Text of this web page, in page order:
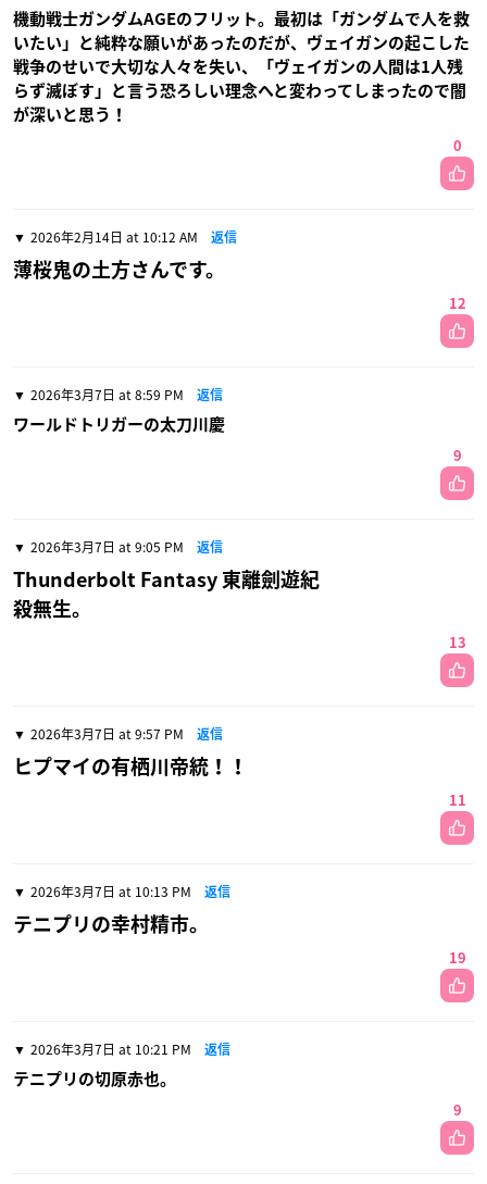
機動戦士ガンダムAGEのフリット。最初は「ガンダムで人を救
いたい」と純粋な願いがあったのだが、ヴェイガンの起こした
戦争のせいで大切な人々を失い、「ヴェイガンの人間は1人残
らず滅ぼす」と言う恐ろしい理念へと変わってしまったので闇
が深いと思う！
0
2026年2月14日 at 10:12 AM 返信
薄桜鬼の土方さんです。
12
2026年3月7日 at 8:59 PM 返信
ワールドトリガーの太刀川慶
9
2026年3月7日 at 9:05 PM 返信
Thunderbolt Fantasy 東離劍遊紀
殺無生。
13
2026年3月7日 at 9:57 PM 返信
ヒプマイの有栖川帝統！！
11
2026年3月7日 at 10:13 PM 返信
テニプリの幸村精市。
19
2026年3月7日 at 10:21 PM 返信
テニプリの切原赤也。
9